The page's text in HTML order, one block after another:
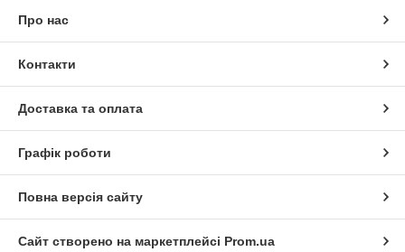
Про нас
Контакти
Доставка та оплата
Графік роботи
Повна версія сайту
Сайт створено на маркетплейсі Prom.ua